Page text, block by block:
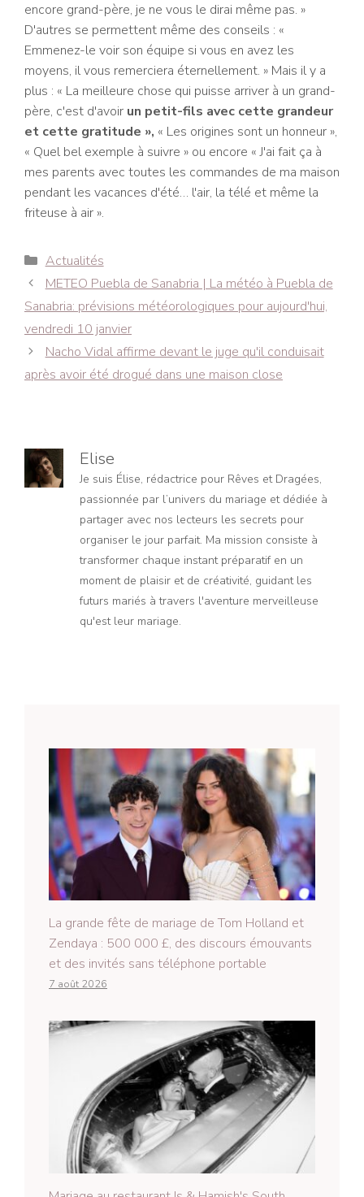
encore grand-père, je ne vous le dirai même pas. »
D'autres se permettent même des conseils : «
Emmenez-le voir son équipe si vous en avez les
moyens, il vous remerciera éternellement. » Mais il y a
plus : « La meilleure chose qui puisse arriver à un grand-
père, c'est d'avoir un petit-fils avec cette grandeur
et cette gratitude », « Les origines sont un honneur »,
« Quel bel exemple à suivre » ou encore « J'ai fait ça à
mes parents avec toutes les commandes de ma maison
pendant les vacances d'été… l'air, la télé et même la
friteuse à air ».
Catégories
Actualités
Navigation
des
articles
METEO Puebla de Sanabria | La météo à Puebla de
Sanabria: prévisions météorologiques pour aujourd'hui,
vendredi 10 janvier
Nacho Vidal affirme devant le juge qu'il conduisait
après avoir été drogué dans une maison close
Elise
Je suis Élise, rédactrice pour Rêves et Dragées,
passionnée par l’univers du mariage et dédiée à
partager avec nos lecteurs les secrets pour
organiser le jour parfait. Ma mission consiste à
transformer chaque instant préparatif en un
moment de plaisir et de créativité, guidant les
futurs mariés à travers l'aventure merveilleuse
qu'est leur mariage.
La grande fête de mariage de Tom Holland et
Zendaya : 500 000 £, des discours émouvants
et des invités sans téléphone portable
7 août 2026